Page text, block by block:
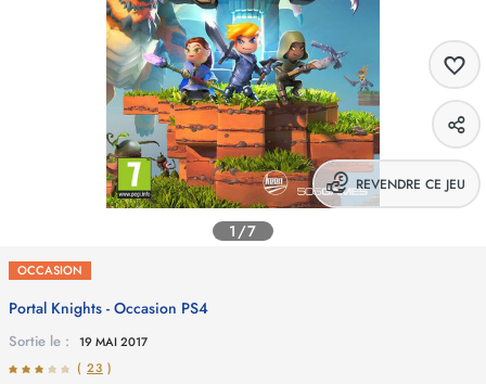
1/7
REVENDRE CE JEU
OCCASION
Portal Knights - Occasion PS4
Sortie le :
19 MAI 2017
( 23 )